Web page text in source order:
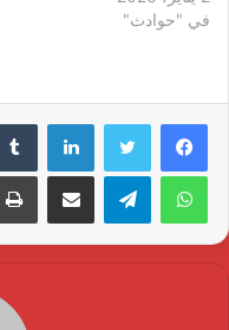
إلى إصابات بالغة كادت أن
في "حوادث"
لينكدإن
واتساب تيلقرام مشاركة عبر البريد